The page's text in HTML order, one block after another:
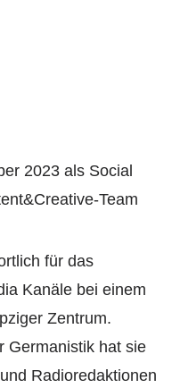
2023 als Social
Team
für das
Kanäle bei einem
Zentrum.
Germanistik hat sie
Radioredaktionen